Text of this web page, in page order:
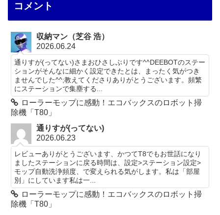
コメント
収納マン（芝谷 浩）
2026.06.24
通りすが(ってない)さまおひさしぶりです^^DEEBOTのステー
ションがそんなに細かく設定できたとは、まったく気がつき
ませんでした^^;教えてくださりありがとうございます。頻繁
にステーションで集塵する...
ローラーモップに感動！エコバックスのロボット掃
除機「T80」
通りすが(ってない)
2026.06.23
レビューありがとうございます、かつてT8でもお世話になり
ましたステーションに戻る時間は、設定>ステーション設定>
モップ自動洗浄頻度、で変えられる気がします。私は「部屋
別」にしています私は一...
ローラーモップに感動！エコバックスのロボット掃
除機「T80」